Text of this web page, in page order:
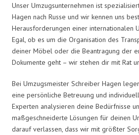
Unser Umzugsunternehmen ist
Hagen nach Russe und wir kennen uns
Herausforderungen einer internationalen
Egal, ob es um die Organisation des
deiner Möbel oder die Beantragung der
Dokumente geht – wir stehen dir mit Rat
Bei Umzugsmeister Schreiber Hagen
eine persönliche Betreuung und
Experten analysieren deine Bedürfnisse
maßgeschneiderte Lösungen für deinen
darauf verlassen, dass wir mit größter